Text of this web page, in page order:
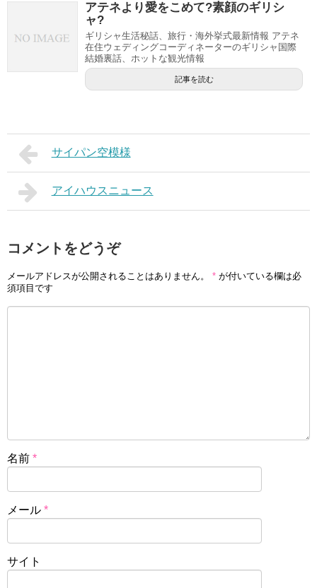
アテネより愛をこめて?素顔のギリシ
ャ?
ギリシャ生活秘話、旅行・海外挙式最新情報 アテネ
在住ウェディングコーディネーターのギリシャ国際
結婚裏話、ホットな観光情報
記事を読む
サイパン空模様
アイハウスニュース
コメントをどうぞ
メールアドレスが公開されることはありません。 * が付いている欄は必
須項目です
名前 *
メール *
サイト